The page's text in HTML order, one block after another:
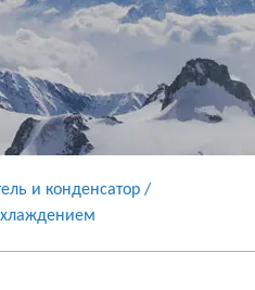
и конденсатор /